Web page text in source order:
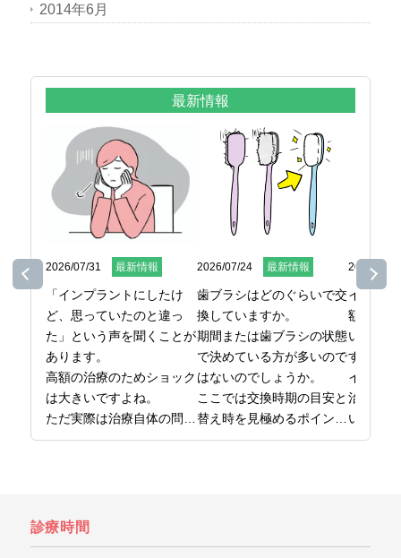
2014年6月
最新情報
2026/07/31 最新情報
「インプラントにしたけ
ど、思っていたのと違っ
た」という声を聞くことが
あります。
高額の治療のためショック
は大きいですよね。
ただ実際は治療自体の問題
というより、事前の確認、
知っておきたいことを解説
2026/07/24 最新情報
歯ブラシはどのぐらいで交
換していますか。
期間または歯ブラシの状態
で決めている方が多いので
はないのでしょうか。
ここでは交換時期の目安と
替え時を見極めるポイント
をまとめています。
2026/07/
インプ
額にな
いとい
す。
インプ
治療で
い理由
があり
診療時間